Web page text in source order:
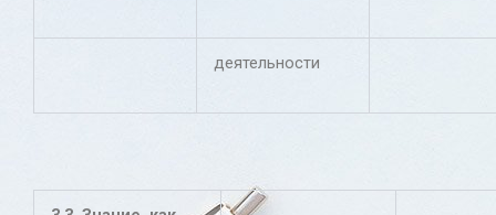
деятельности